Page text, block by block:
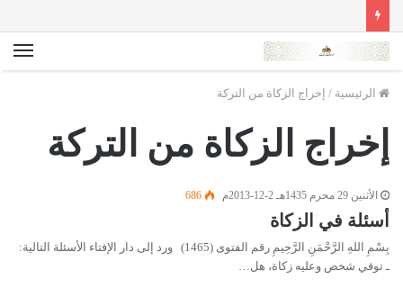
الرئيسية / إخراج الزكاة من التركة
إخراج الزكاة من التركة
الأثنين 29 محرم 1435هـ 2-12-2013م 686
أسئلة في الزكاة
بِسْمِ اللهِ الرَّحْمَنِ الرَّحِيمِ رقم الفتوى (1465) ورد إلى دار الإفتاء الأسئلة التالية:
ـ توفي شخص وعليه زكاة، هل…